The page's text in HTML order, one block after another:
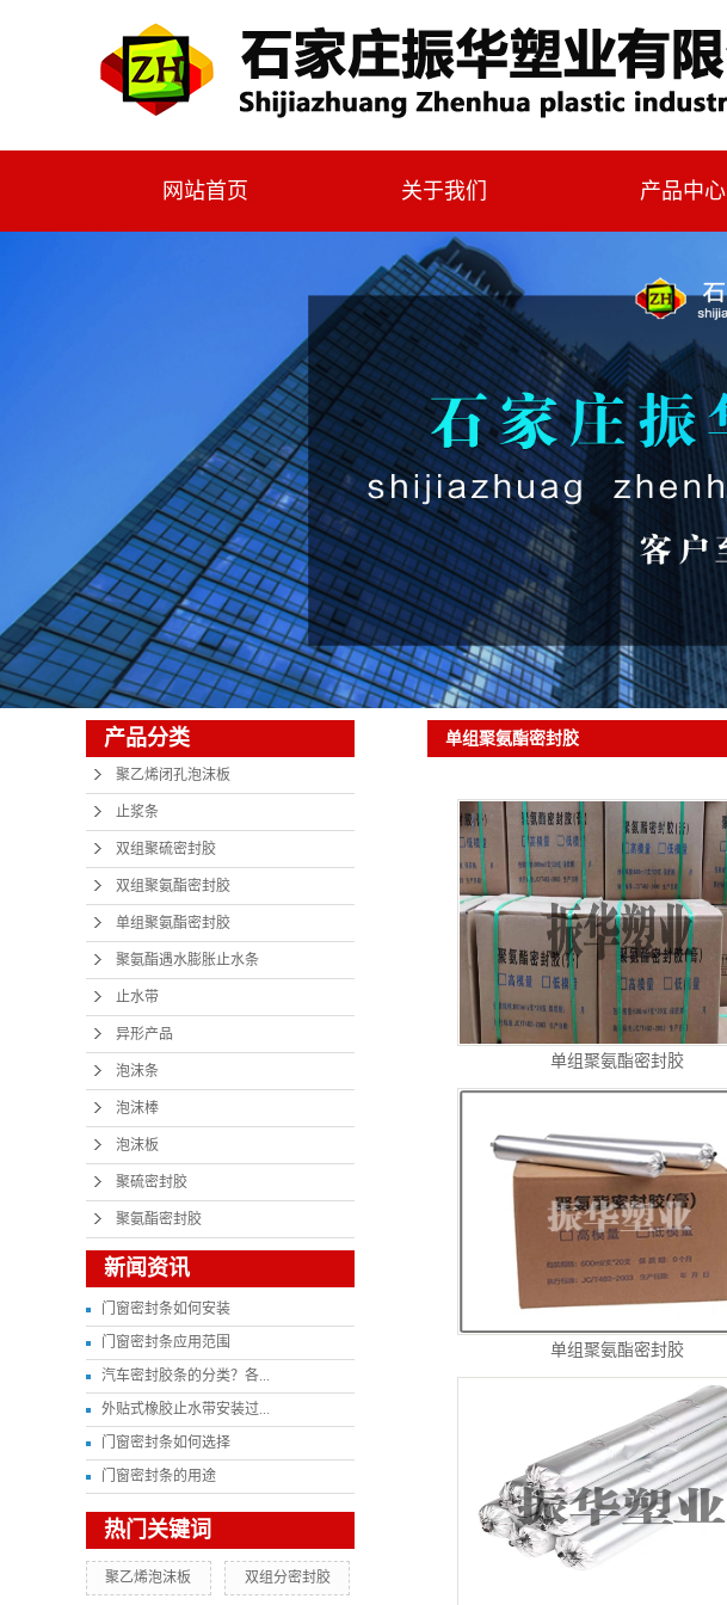
网站首页 关于我们 产品中心
产品分类
聚乙烯闭孔泡沫板
止浆条
双组聚硫密封胶
双组聚氨酯密封胶
单组聚氨酯密封胶
聚氨酯遇水膨胀止水条
止水带
异形产品
泡沫条
泡沫棒
泡沫板
聚硫密封胶
聚氨酯密封胶
新闻资讯
门窗密封条如何安装
门窗密封条应用范围
汽车密封胶条的分类？各...
外贴式橡胶止水带安装过...
门窗密封条如何选择
门窗密封条的用途
热门关键词
聚乙烯泡沫板 双组分密封胶
单组聚氨酯密封胶
单组聚氨酯密封胶
单组聚氨酯密封胶